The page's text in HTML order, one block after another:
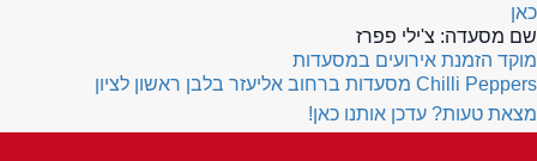
כאן
שם מסעדה: צ'ילי פפרז
מוקד הזמנת אירועים במסעדות
Chilli Peppers מסעדות ברחוב אליעזר בלבן ראשון לציון
מצאת טעות? עדכן אותנו כאן!